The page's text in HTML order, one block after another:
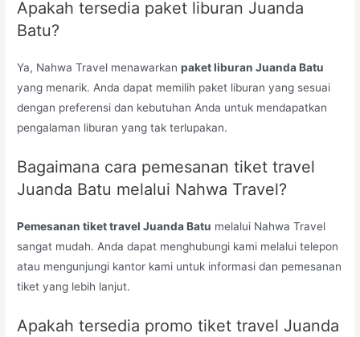
Apakah tersedia paket liburan Juanda
Batu?
Ya, Nahwa Travel menawarkanpaket liburan Juanda Batu
yang menarik. Anda dapat memilih paket liburan yang sesuai
dengan preferensi dan kebutuhan Anda untuk mendapatkan
pengalaman liburan yang tak terlupakan.
Bagaimana cara pemesanan tiket travel
Juanda Batu melalui Nahwa Travel?
Pemesanan tiket travel Juanda Batu melalui Nahwa Travel
sangat mudah. Anda dapat menghubungi kami melalui telepon
atau mengunjungi kantor kami untuk informasi dan pemesanan
tiket yang lebih lanjut.
Apakah tersedia promo tiket travel Juanda